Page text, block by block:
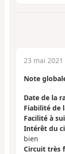
23 mai 2021
Note
Date de la
Fiabilité de
Facilité à
Intérêt du
bien
Circuit très